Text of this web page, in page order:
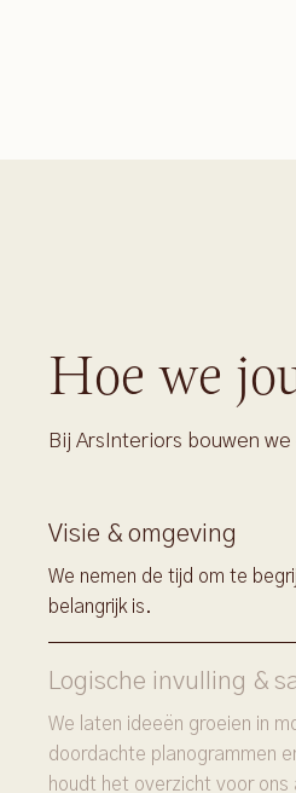
Hoe we
Bij ArsInteriors bouwen
Visie & omgeving
We nemen de tijd om te
belangrijk is.
Logische invulling &
We laten ideeën groeien in
doordachte planogrammen
houdt het overzicht voor ons